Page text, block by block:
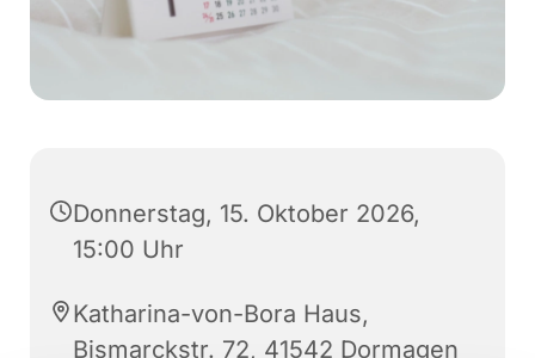
Donnerstag, 15. Oktober 2026,
15:00 Uhr
Katharina-von-Bora Haus,
Bismarckstr. 72, 41542 Dormagen